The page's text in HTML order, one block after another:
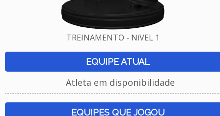
TREINAMENTO - NíVEL 1
EQUIPE ATUAL
Atleta em disponibilidade
EQUIPES QUE JOGOU